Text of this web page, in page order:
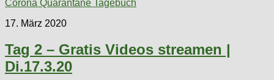
Corona Quarantäne Tagebuch
17. März 2020
Tag 2 – Gratis Videos streamen |
Di.17.3.20